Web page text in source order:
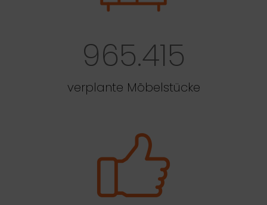
965.415
verplante Möbelstücke